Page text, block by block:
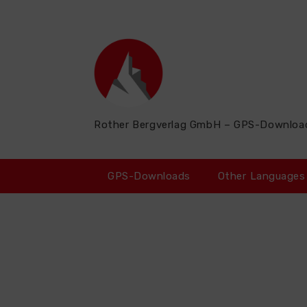
Rother Bergverlag GmbH – GPS-
GPS-Downloads Other Languages